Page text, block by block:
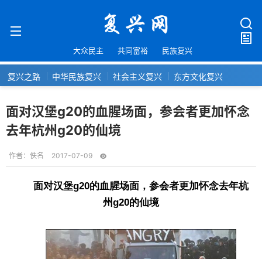
大众民主 共同富裕 民族复兴
复兴之路 中华民族复兴 社会主义复兴 东方文化复兴
面对汉堡g20的血腥场面，参会者更加怀念
去年杭州g20的仙境
作者： 佚名 2017-07-09
面对汉堡g20的血腥场面，参会者更加怀念去年杭
州g20的仙境